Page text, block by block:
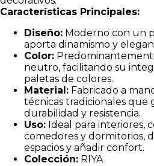
Características Principales:
Diseño: Moderno con un
aporta dinamismo y
Color:
neutro, facilitando su
paletas de colores.
Material: Fabricado a
técnicas tradicionales que
durabilidad y resistencia.
Uso: Ideal para interiores,
comedores y dormitorios,
espacios y añadir confort.
Colección: RIYA